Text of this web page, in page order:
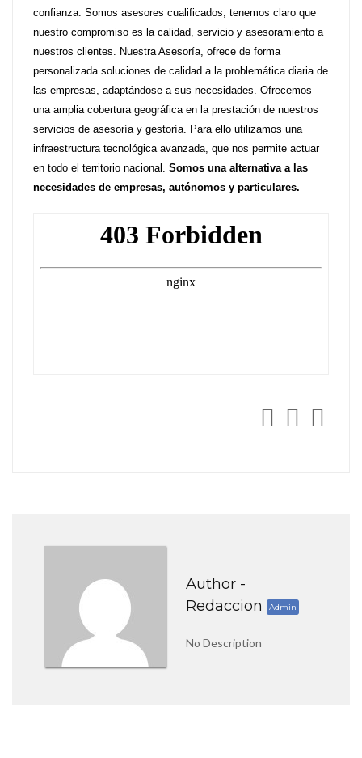
confianza. Somos asesores cualificados, tenemos claro que
nuestro compromiso es la calidad, servicio y asesoramiento a
nuestros clientes. Nuestra Asesoría, ofrece de forma
personalizada soluciones de calidad a la problemática diaria de
las empresas, adaptándose a sus necesidades. Ofrecemos
una amplia cobertura geográfica en la prestación de nuestros
servicios de asesoría y gestoría. Para ello utilizamos una
infraestructura tecnológica avanzada, que nos permite actuar
en todo el territorio nacional. Somos una alternativa a las
necesidades de empresas, autónomos y particulares.
Author -
Redaccion
Admin
No Description